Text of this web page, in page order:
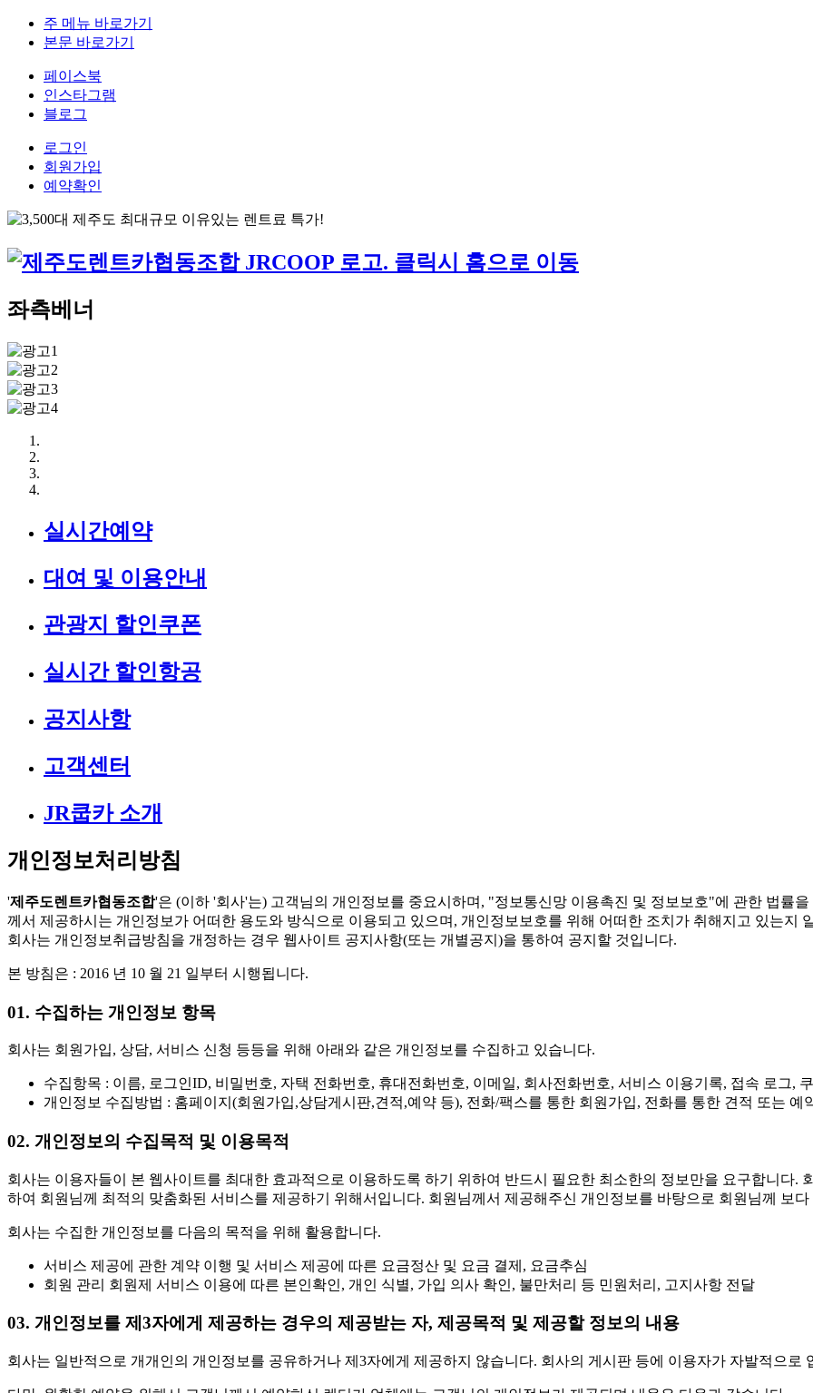
주 메뉴 바로가기
본문 바로가기
페이스북
인스타그램
블로그
로그인
회원가입
예약확인
좌측베너
실시간예약
대여 및 이용안내
관광지 할인쿠폰
실시간 할인항공
공지사항
고객센터
JR쿱카 소개
개인정보처리방침
'제주도렌트카협동조합'은 (이하 '회사'는) 고객님의 개인정보를 중요시하며, "정보통신망 이용촉진 및 정보보호"에 관한 법률
께서 제공하시는 개인정보가 어떠한 용도와 방식으로 이용되고 있으며, 개인정보보호를 위해 어떠한 조치가 취해지고 있는지
회사는 개인정보취급방침을 개정하는 경우 웹사이트 공지사항(또는 개별공지)을 통하여 공지할 것입니다.
본 방침은 : 2016 년 10 월 21 일부터 시행됩니다.
01. 수집하는 개인정보 항목
회사는 회원가입, 상담, 서비스 신청 등등을 위해 아래와 같은 개인정보를 수집하고 있습니다.
수집항목 : 이름, 로그인ID, 비밀번호, 자택 전화번호, 휴대전화번호, 이메일, 회사전화번호, 서비스 이용기록, 접속 로그,
개인정보 수집방법 : 홈페이지(회원가입,상담게시판,견적,예약 등), 전화/팩스를 통한 회원가입, 전화를 통한 견적 또는 예
02. 개인정보의 수집목적 및 이용목적
회사는 이용자들이 본 웹사이트를 최대한 효과적으로 이용하도록 하기 위하여 반드시 필요한 최소한의 정보만을 요구합니다.
하여 회원님께 최적의 맞춤화된 서비스를 제공하기 위해서입니다. 회원님께서 제공해주신 개인정보를 바탕으로 회원님께 보
회사는 수집한 개인정보를 다음의 목적을 위해 활용합니다.
서비스 제공에 관한 계약 이행 및 서비스 제공에 따른 요금정산 및 요금 결제, 요금추심
회원 관리 회원제 서비스 이용에 따른 본인확인, 개인 식별, 가입 의사 확인, 불만처리 등 민원처리, 고지사항 전달
03. 개인정보를 제3자에게 제공하는 경우의 제공받는 자, 제공목적 및 제공할 정보의 내용
회사는 일반적으로 개개인의 개인정보를 공유하거나 제3자에게 제공하지 않습니다. 회사의 게시판 등에 이용자가 자발적으로